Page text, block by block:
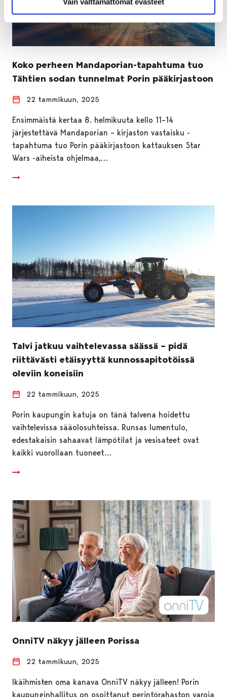
Koko perheen Mandaporian-tapahtuma tuo
Tähtien sodan tunnelmat Porin pääkirjastoon
22 tammikuun, 2025
Ensimmäistä kertaa 8. helmikuuta kello 11–14
järjestettävä Mandaporian – kirjaston vastaisku -
tapahtuma tuo Porin pääkirjastoon kattauksen Star
Wars -aiheista ohjelmaa,…
Talvi jatkuu vaihtelevassa säässä – pidä
riittävästi etäisyyttä kunnossapitotöissä
oleviin koneisiin
22 tammikuun, 2025
Porin kaupungin katuja on tänä talvena hoidettu
vaihtelevissa sääolosuhteissa. Runsas lumentulo,
edestakaisin sahaavat lämpötilat ja vesisateet ovat
kaikki vuorollaan tuoneet…
OnniTV näkyy jälleen Porissa
22 tammikuun, 2025
Ikäihmisten oma kanava OnniTV näkyy jälleen! Porin
kaupunginhallitus on osoittanut perintörahaston varoja